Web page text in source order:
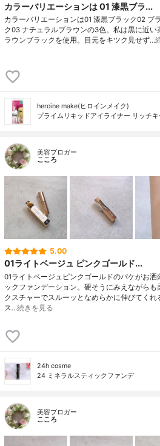
カラーバリエーションは 01 漆黒ブラ...
カラーバリエーションは01 漆黒ブラック02 ブ
ク03 ナチュラルブラウンの3色。私は黒に近い
ラウンブラックを使用。目元をキツク見せず…
heroine make(ヒロインメイク)
プライムリキッドアイライナー リッチ
美容ブロガー
こころ
5.00
01ライトベージュ ピンクゴールド...
01ライトベージュピンクゴールドのパケがお洒
ックファンデーション。硬そうにみえながらも
クスチャーでスルーッとなめらかに伸びてくれ
ス…続きを見る
24h cosme
24 ミネラルスティックファンデ
美容ブロガー
こころ